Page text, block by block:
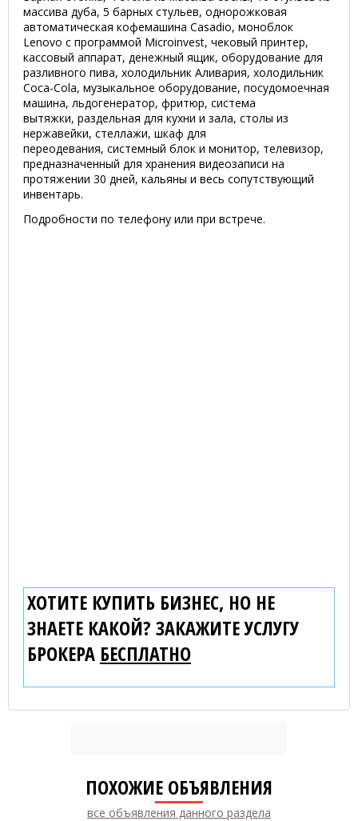
массива дуба, 5 барных стульев, однорожковая
автоматическая кофемашина Casadio, моноблок
Lenovo c программой Microinvest, чековый принтер,
кассовый аппарат, денежный ящик, оборудование для
разливного пива, холодильник Аливария, холодильник
Соса-Соla, музыкальное оборудование, посудомоечная
машина, льдогенератор, фритюр, система
вытяжки, раздельная для кухни и зала, столы из
нержавейки, стеллажи, шкаф для
переодевания, системный блок и монитор, телевизор,
предназначенный для хранения видеозаписи на
протяжении 30 дней, кальяны и весь сопутствующий
инвентарь.
Подробности по телефону или при встрече.
ХОТИТЕ КУПИТЬ БИЗНЕС, НО НЕ
ЗНАЕТЕ КАКОЙ? ЗАКАЖИТЕ УСЛУГУ
БРОКЕРА БЕСПЛАТНО
ПОХОЖИЕ ОБЪЯВЛЕНИЯ
все объявления данного раздела